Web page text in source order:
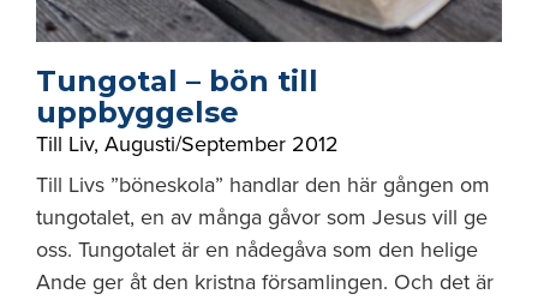
Tungotal – bön till
uppbyggelse
Till Liv, Augusti/September 2012
Till Livs ”böneskola” handlar den här gången om
tungotalet, en av många gåvor som Jesus vill ge
oss. Tungotalet är en nådegåva som den helige
Ande ger åt den kristna församlingen. Och det är